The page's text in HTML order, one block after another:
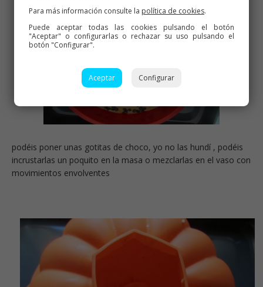
podéis poner unas gotitas de choco, yo no las hundí , podéis
incrustarlas un poquito en la masa o mezclarlas en el vaso con
movimientos envolventes
Para más información consulte la política de cookies.
Puede aceptar todas las cookies pulsando el botón
"Aceptar" o configurarlas o rechazar su uso pulsando el
botón "Configurar".
Aceptar Configurar